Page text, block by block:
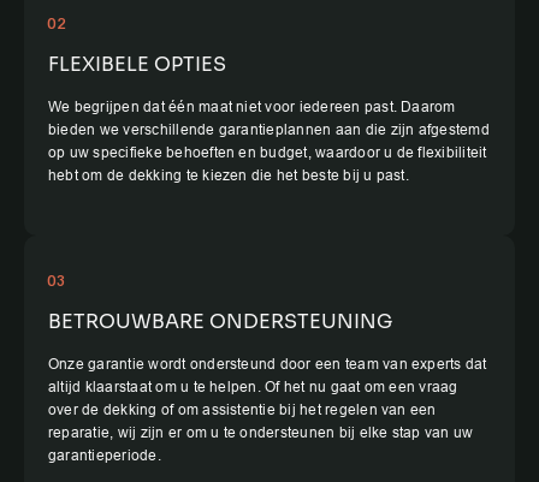
02
FLEXIBELE OPTIES
We begrijpen dat één maat niet voor iedereen past. Daarom
bieden we verschillende garantieplannen aan die zijn afgestemd
op uw specifieke behoeften en budget, waardoor u de flexibiliteit
hebt om de dekking te kiezen die het beste bij u past.
03
BETROUWBARE ONDERSTEUNING
Onze garantie wordt ondersteund door een team van experts dat
altijd klaarstaat om u te helpen. Of het nu gaat om een vraag
over de dekking of om assistentie bij het regelen van een
reparatie, wij zijn er om u te ondersteunen bij elke stap van uw
garantieperiode.